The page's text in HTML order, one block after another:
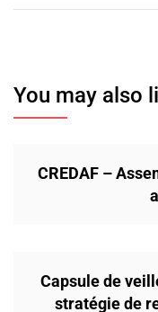
You may also
CREDAF –
Capsule de
stratégie de